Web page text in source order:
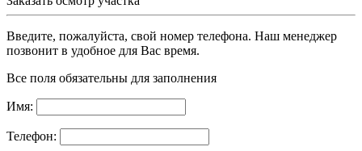
Введите, пожалуйста, свой номер телефона. Наш менеджер
позвонит в удобное для Вас время.
Все поля обязательны для заполнения
Имя:
Телефон: